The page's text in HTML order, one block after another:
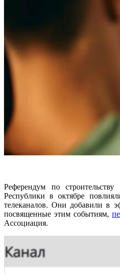
Референдум по
Республики в октябре
телеканалов. Они добавили в
посвященные этим событиям,
Ассоциация.